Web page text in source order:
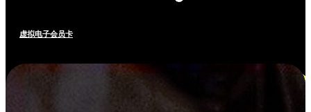
虚拟电子会员卡